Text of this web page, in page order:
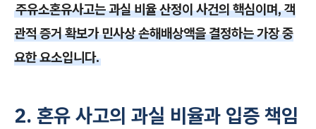
주유소혼유사고는 과실 비율 산정이 사건의 핵심이며, 객
관적 증거 확보가 민사상 손해배상액을 결정하는 가장 중
요한 요소입니다.
2. 혼유 사고의 과실 비율과 입증 책임